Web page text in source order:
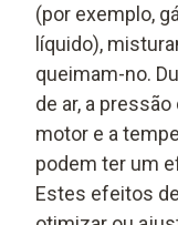
(por exemplo,
líquido),
queimam-no.
de ar, a
motor e a
podem ter um
Estes efeitos